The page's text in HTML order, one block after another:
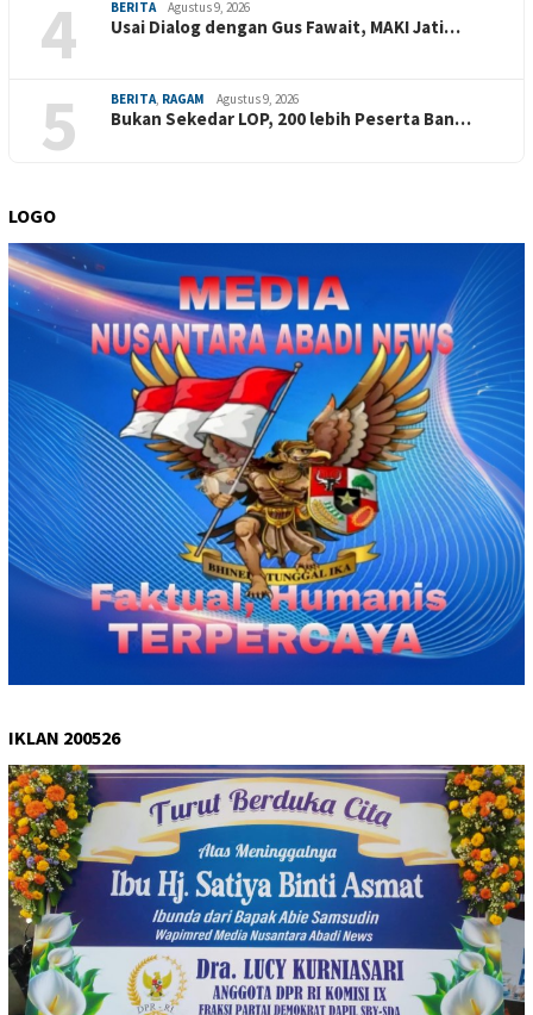
4 BERITA Agustus 9, 2026
Usai Dialog dengan Gus Fawait, MAKI Jati…
5 BERITA, RAGAM Agustus 9, 2026
Bukan Sekedar LOP, 200 lebih Peserta Ban…
LOGO
IKLAN 200526